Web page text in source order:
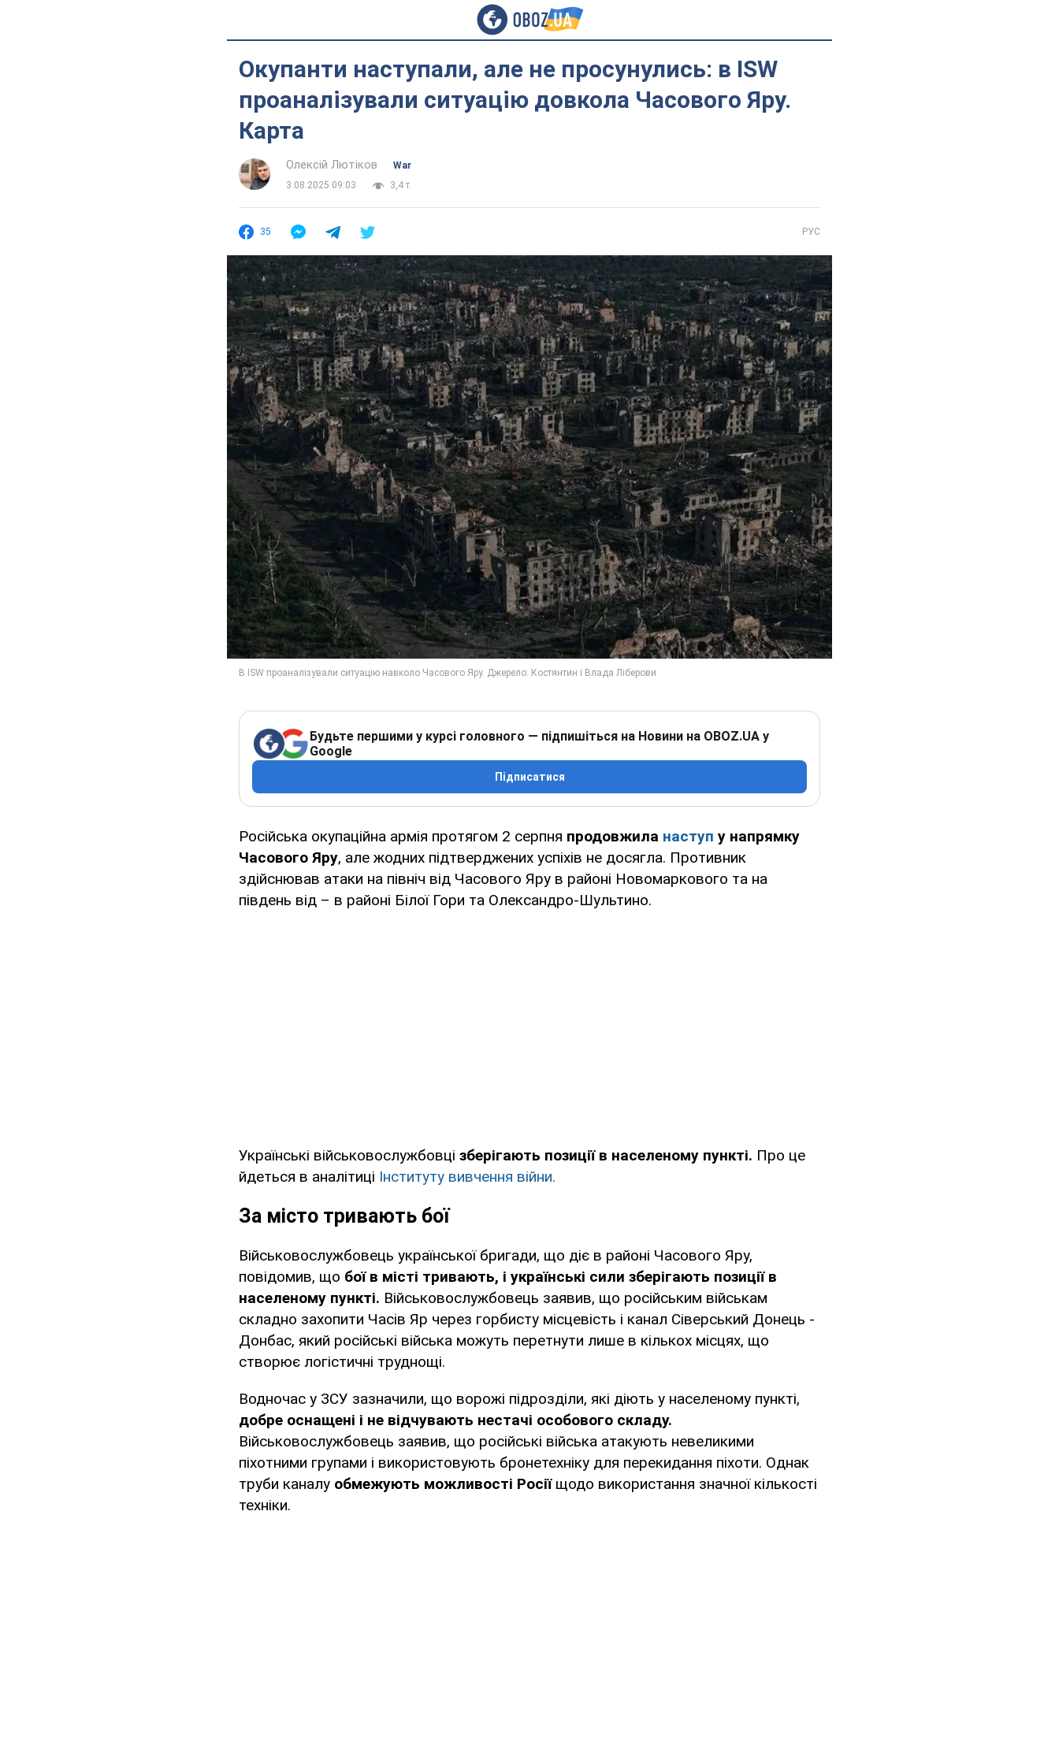
Окупанти наступали, але не просунулись: в ISW
проаналізували ситуацію довкола Часового Яру.
Карта
Олексій Лютіков
War
3.08.2025 09:03
3,4 т.
35 РУС
Будьте першими у курсі головного — підпишіться на Новини на OBOZ.UA у
Google
Підписатися
Російська окупаційна армія протягом 2 серпня продовжила наступ у напрямку
Часового Яру, але жодних підтверджених успіхів не досягла. Противник
здійснював атаки на північ від Часового Яру в районі Новомаркового та на
південь від – в районі Білої Гори та Олександро-Шультино.
Українські військовослужбовці зберігають позиції в населеному пункті. Про це
йдеться в аналітиці Інституту вивчення війни.
За місто тривають бої
Військовослужбовець української бригади, що діє в районі Часового Яру,
повідомив, що бої в місті тривають, і українські сили зберігають позиції в
населеному пункті. Військовослужбовець заявив, що російським військам
складно захопити Часів Яр через горбисту місцевість і канал Сіверський Донець -
Донбас, який російські війська можуть перетнути лише в кількох місцях, що
створює логістичні труднощі.
Водночас у ЗСУ зазначили, що ворожі підрозділи, які діють у населеному пункті,
добре оснащені і не відчувають нестачі особового складу.
Військовослужбовець заявив, що російські війська атакують невеликими
піхотними групами і використовують бронетехніку для перекидання піхоти. Однак
труби каналу обмежують можливості Росії щодо використання значної кількості
техніки.